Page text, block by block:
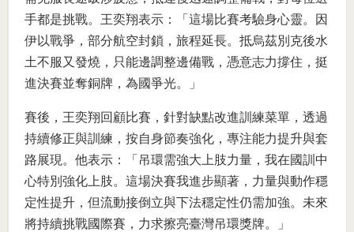
手都是挑戰。王奕翔表示：「這場比賽考驗身心靈。因
伊以戰爭，部分航空封鎖，旅程延長。抵烏茲別克後水
土不服又發燒，只能邊調整邊備戰，憑意志力撐住，挺
進決賽並奪銅牌，為國爭光。」
賽後，王奕翔回顧比賽，針對缺點改進訓練菜單，透過
持續修正與訓練，按自身節奏強化，專注能力提升與套
路展現。他表示：「吊環需強大上肢力量，我在國訓中
心特別強化上肢。這場決賽我進步顯著，力量與動作穩
定性提升，但流動接倒立與下法穩定性仍需加強。未來
將持續挑戰國際賽，力求擦亮臺灣吊環獎牌。」